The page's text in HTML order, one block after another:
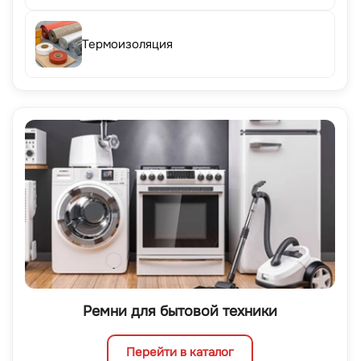
Термоизоляция
Ремни для бытовой техники
Перейти в каталог